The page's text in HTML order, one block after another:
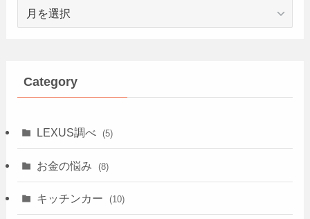
Archive
Category
LEXUS調べ (5)
お金の悩み (8)
キッチンカー (10)